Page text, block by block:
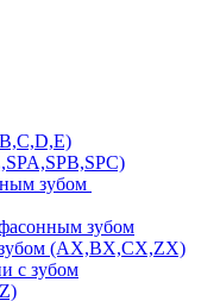
зубом
зубом
(AX,BX,CX,ZX)
с зубом